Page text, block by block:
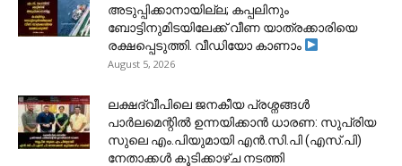
അടുപ്പിക്കാനായില്ല; കപ്പലിനും
ബോട്ടിനുമിടയിലേക്ക് വീണ യാത്രക്കാരിയെ
രക്ഷപ്പെടുത്തി. വീഡിയോ കാണാം
August 5, 2026
ലക്ഷദ്വീപിലെ ജനകീയ പ്രശ്നങ്ങൾ
പാർലമെന്റിൽ ഉന്നയിക്കാൻ ധാരണ: സുപ്രിയ
സുലെ എം.പിയുമായി എൻ.സി.പി (എസ്.പി)
നേതാക്കൾ കൂടിക്കാഴ്ച നടത്തി